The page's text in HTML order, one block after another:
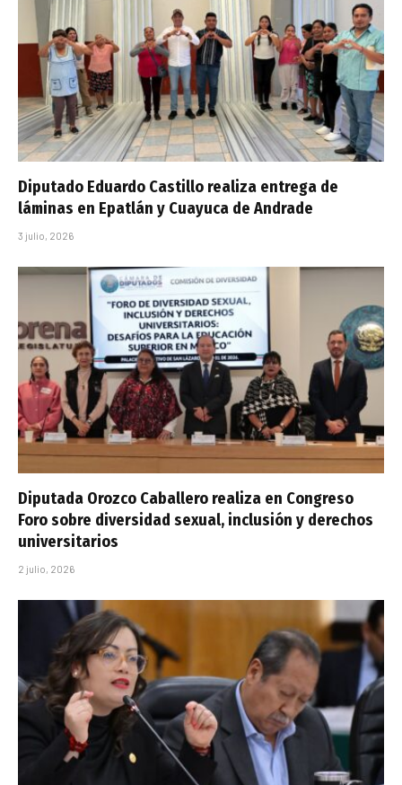
Diputado Eduardo Castillo realiza entrega de
láminas en Epatlán y Cuayuca de Andrade
3 julio, 2026
Diputada Orozco Caballero realiza en Congreso
Foro sobre diversidad sexual, inclusión y derechos
universitarios
2 julio, 2026